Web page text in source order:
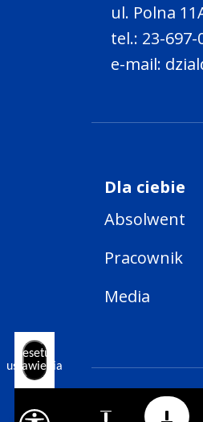
ul. Polna
tel.: 23-697-
e-mail:
Dla ciebie
Absolwent
Pracownik
Media
Resetuj
ustawienia